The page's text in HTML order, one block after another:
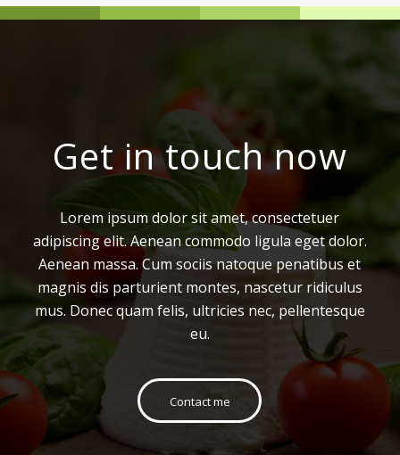
Get in touch now
Lorem ipsum dolor sit amet, consectetuer
adipiscing elit. Aenean commodo ligula eget dolor.
Aenean massa. Cum sociis natoque penatibus et
magnis dis parturient montes, nascetur ridiculus
mus. Donec quam felis, ultricies nec, pellentesque
eu.
Contact me